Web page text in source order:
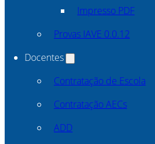
Impresso PDF
Provas IAVE 0.0.12
Docentes
Contratação de Escola
Contratação AECs
ADD